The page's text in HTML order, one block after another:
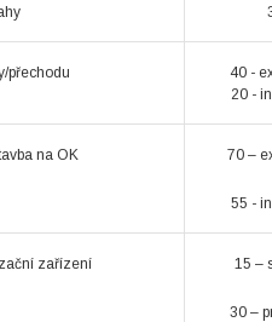
přechodu
40 -
20 -
na OK 70 –
55 -
zařízení 15 –
30 –